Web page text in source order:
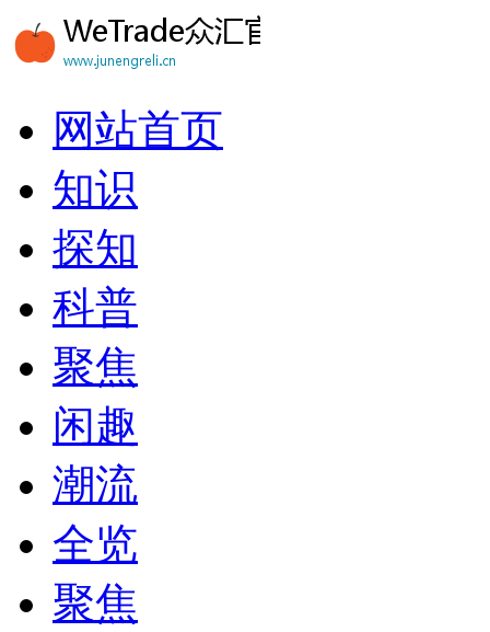
网站首页
知识
探知
科普
聚焦
闲趣
潮流
全览
聚焦